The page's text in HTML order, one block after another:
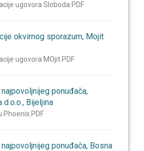
ugovora Sloboda.PDF
okvirnog sporazum, Mojit
ugovora MOjit.PDF
ponuđača,
d.o.o., Bijeljina
Phoenix.PDF
ponuđača, Bosna